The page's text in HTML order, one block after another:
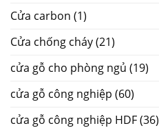
Cửa carbon (1)
Cửa chống cháy(21)
cửa gỗ cho phòng ngủ (19)
cửa gỗ công nghiệp (60)
cửa gỗ công nghiệp HDF(36)